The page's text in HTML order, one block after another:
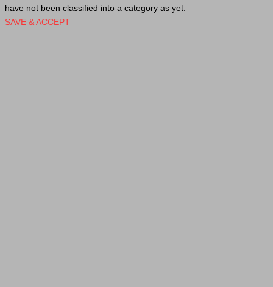
have not been classified into a category as yet.
SAVE & ACCEPT